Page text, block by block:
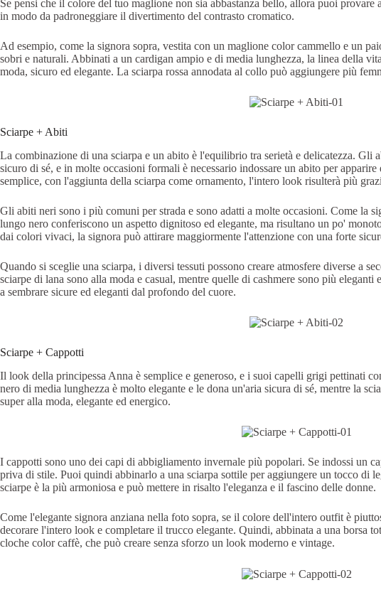
Se pensi che il colore del tuo maglione non sia abbastanza bello, allora puoi
in modo da padroneggiare il divertimento del contrasto cromatico.
Ad esempio, come la signora sopra, vestita con un maglione color cammello e un
sobri e naturali. Abbinati a un cardigan ampio e di media lunghezza, la linea della
moda, sicuro ed elegante. La sciarpa rossa annodata al collo può aggiungere più
Sciarpe + Abiti
La combinazione di una sciarpa e un abito è l'equilibrio tra serietà e delicatezza. Gli
sicuro di sé, e in molte occasioni formali è necessario indossare un abito per
semplice, con l'aggiunta della sciarpa come ornamento, l'intero look risulterà più
Gli abiti neri sono i più comuni per strada e sono adatti a molte occasioni. Come la
lungo nero conferiscono un aspetto dignitoso ed elegante, ma risultano un po'
dai colori vivaci, la signora può attirare maggiormente l'attenzione con una forte
Quando si sceglie una sciarpa, i diversi tessuti possono creare atmosfere diverse a
sciarpe di lana sono alla moda e casual, mentre quelle di cashmere sono più
a sembrare sicure ed eleganti dal profondo del cuore.
Sciarpe + Cappotti
Il look della principessa Anna è semplice e generoso, e i suoi capelli grigi pettinati
nero di media lunghezza è molto elegante e le dona un'aria sicura di sé, mentre la
super alla moda, elegante ed energico.
I cappotti sono uno dei capi di abbigliamento invernale più popolari. Se indossi un
priva di stile. Puoi quindi abbinarlo a una sciarpa sottile per aggiungere un tocco di
sciarpe è la più armoniosa e può mettere in risalto l'eleganza e il fascino delle donne.
Come l'elegante signora anziana nella foto sopra, se il colore dell'intero outfit è
decorare l'intero look e completare il trucco elegante. Quindi, abbinata a una borsa
cloche color caffè, che può creare senza sforzo un look moderno e vintage.